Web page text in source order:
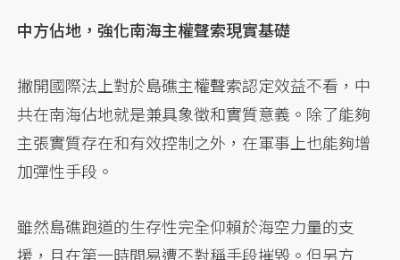
中方佔地，強化南海主權聲索現實基礎
撇開國際法上對於島礁主權聲索認定效益不看，中
共在南海佔地就是兼具象徵和實質意義。除了能夠
主張實質存在和有效控制之外，在軍事上也能夠增
加彈性手段。
雖然島礁跑道的生存性完全仰賴於海空力量的支
援，且在第一時間易遭不對稱手段摧毀。但另方